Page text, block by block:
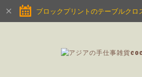
ブロックプリントのテーブルクロ